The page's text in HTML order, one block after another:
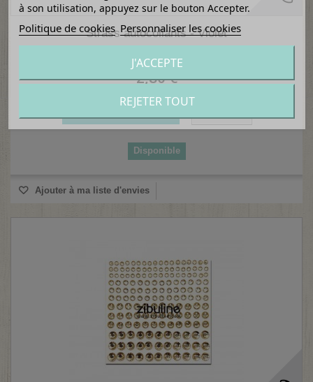
Strass autocollants - Violet
2,80 €
Ajouter au panier
Disponible
Ajouter à ma liste d'envies
à son utilisation, appuyez sur le bouton Accepter.
Politique de cookies Personnaliser les cookies
REJETER TOUT
J'ACCEPTE